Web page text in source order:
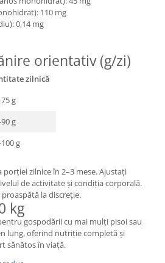
110 mg
0,14 mg
orientativ (g/zi)
zilnică
g
g
g
zilnice în 2–3 mese. Ajustați
de activitate și condiția corporală.
la discreție.
kg
gospodării cu mai mulți pisoi sau
lung, oferind nutriție completă și
sănătos în viață.